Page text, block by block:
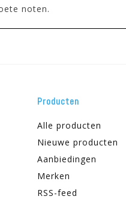
noten.
Producten
Alle producten
Nieuwe producten
Aanbiedingen
Merken
RSS-feed